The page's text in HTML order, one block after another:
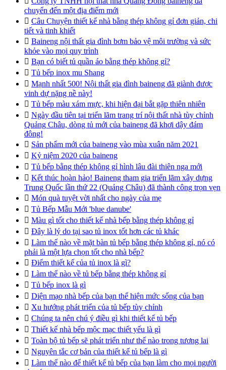
chuyển đến một địa điểm mới
 Câu Chuyện thiết kế nhà bằng thép không gỉ đơn giản, chi
tiết và tinh khiết
 Baineng nội thất gia đình bơm bảo vệ môi trường và sức
khỏe vào mọi quy trình
 Bạn có biết tủ quần áo bằng thép không gỉ?
 Tủ bếp inox mu Shang
 Mạnh nhất 500! Nội thất gia đình baineng đã giành được
vinh dự nặng nề này!
 Tủ bếp màu xám mực, khi hiện đại bắt gặp thiên nhiên
 Ngày đầu tiên tại triển lãm trang trí nội thất nhà tùy chỉnh
Quảng Châu, dòng tủ mới của baineng đã khơi dậy đám
đông!
 Sản phẩm mới của baineng vào mùa xuân năm 2021
 Kỷ niệm 2020 của baineng
 Tủ bếp bằng thép không gỉ hình lâu đài thiên nga mới
 Kết thúc hoàn hảo! Baineng tham gia triển lãm xây dựng
Trung Quốc lần thứ 22 (Quảng Châu) đã thành công trọn vẹn
 Món quà tuyệt vời nhất cho ngày của mẹ
 Tủ Bếp Mẫu Mới 'blue danube'
 Màu gì tốt cho thiết kế nhà bếp bằng thép không gỉ
 Đây là lý do tại sao tủ inox tốt hơn các tủ khác
 Làm thế nào về mặt bàn tủ bếp bằng thép không gỉ, nó có
phải là một lựa chọn tốt cho nhà bếp?
 Điểm thiết kế của tủ inox là gì?
 Làm thế nào về tủ bếp bằng thép không gỉ
 Tủ bếp inox là gì
 Diện mạo nhà bếp của bạn thể hiện mức sống của bạn
 Xu hướng phát triển của tủ bếp tùy chỉnh
 Chúng ta nên chú ý điều gì khi thiết kế tủ bếp
 Thiết kế nhà bếp mộc mạc thiết yếu là gì
 Toàn bộ tủ bếp sẽ phát triển như thế nào trong tương lai
 Nguyên tắc cơ bản của thiết kế tủ bếp là gì
 Làm thế nào để thiết kế tủ bếp của bạn làm cho mọi người